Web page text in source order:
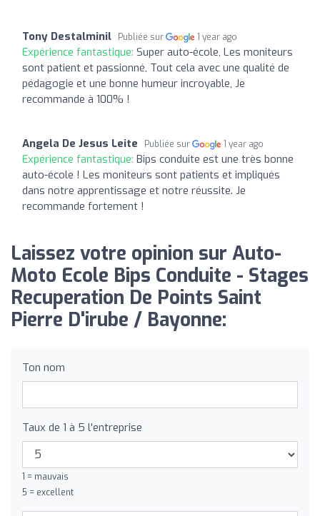
Tony Destalminil Publiée sur 1 year ago
Expérience fantastique: Super auto-école, Les moniteurs
sont patient et passionné, Tout cela avec une qualité de
pédagogie et une bonne humeur incroyable, Je
recommande à 100% !
Angela De Jesus Leite Publiée sur 1 year ago
Expérience fantastique: Bips conduite est une très bonne
auto-école ! Les moniteurs sont patients et impliqués
dans notre apprentissage et notre réussite. Je
recommande fortement !
Laissez votre opinion sur Auto-
Moto Ecole Bips Conduite - Stages
Recuperation De Points Saint
Pierre D'irube / Bayonne:
Ton nom
Taux de 1 à 5 l'entreprise
1 = mauvais
5 = excellent